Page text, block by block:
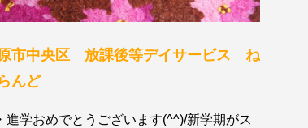
市中央区 放課後等デイサービス ね
んど
進学おめでとうございます(^^)/新学期がス